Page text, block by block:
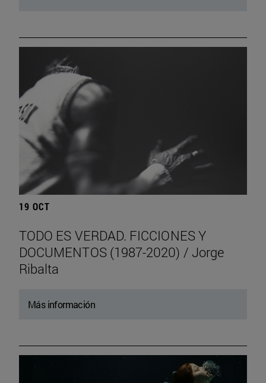
19 OCT
TODO ES VERDAD. FICCIONES Y
DOCUMENTOS (1987-2020) / Jorge
Ribalta
Más información